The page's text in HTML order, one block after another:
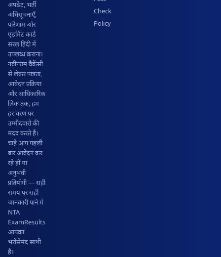
अपडेट, भर्ती
अधिसूचनाएँ,
परिणाम और
एडमिट कार्ड
सरल हिंदी में
उपलब्ध कराना।
नवीनतम वैकेंसी
से लेकर पात्रता,
आवेदन प्रक्रिया
और आधिकारिक
लिंक तक, हम
हर चरण पर
उम्मीदवारों की
मदद करते हैं।
चाहे आप पहली
बार आवेदन कर
रहे हों या
अनुभवी
प्रतियोगी — सही
समय पर सही
जानकारी पाने में
NTA
ExamResults
आपका
भरोसेमंद साथी
है।
Check
Policy